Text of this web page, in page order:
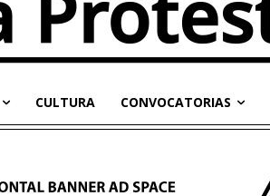
CULTURA CONVOCATORIAS